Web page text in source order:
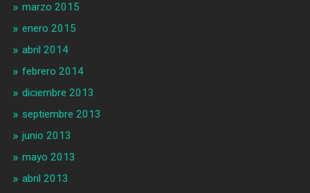
marzo 2015
enero 2015
abril 2014
febrero 2014
diciembre 2013
septiembre 2013
junio 2013
mayo 2013
abril 2013